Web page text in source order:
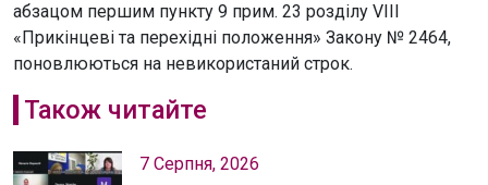
абзацом першим пункту 9 прим. 23 розділу VIII
«Прикінцеві та перехідні положення» Закону № 2464,
поновлюються на невикористаний строк.
Також читайте
7 Серпня, 2026